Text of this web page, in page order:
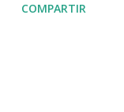
COMPARTIR